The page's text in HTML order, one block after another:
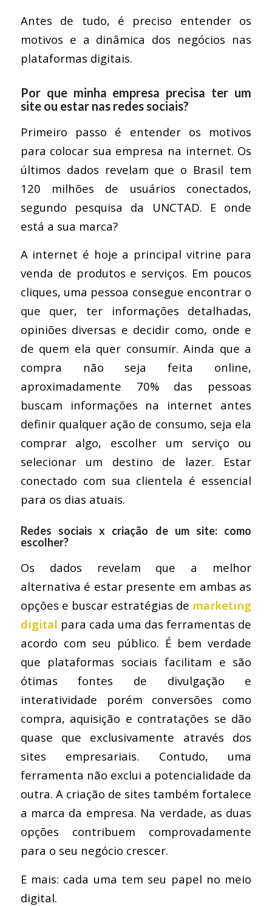
Antes de tudo, é preciso entender os
motivos e a dinâmica dos negócios nas
plataformas digitais.
Por que minha empresa precisa ter um
site ou estar nas redes sociais?
Primeiro passo é entender os motivos
para colocar sua empresa na internet. Os
últimos dados revelam que o Brasil tem
120 milhões de usuários conectados,
segundo pesquisa da UNCTAD. E onde
está a sua marca?
A internet é hoje a principal vitrine para
venda de produtos e serviços. Em poucos
cliques, uma pessoa consegue encontrar o
que quer, ter informações detalhadas,
opiniões diversas e decidir como, onde e
de quem ela quer consumir. Ainda que a
compra não seja feita online,
aproximadamente 70% das pessoas
buscam informações na internet antes
definir qualquer ação de consumo, seja ela
comprar algo, escolher um serviço ou
selecionar um destino de lazer. Estar
conectado com sua clientela é essencial
para os dias atuais.
Redes sociais x criação de um site: como
escolher?
Os dados revelam que a melhor
alternativa é estar presente em ambas as
opções e buscar estratégias de marketing
digital para cada uma das ferramentas de
acordo com seu público. É bem verdade
que plataformas sociais facilitam e são
ótimas fontes de divulgação e
interatividade porém conversões como
compra, aquisição e contratações se dão
quase que exclusivamente através dos
sites empresariais. Contudo, uma
ferramenta não exclui a potencialidade da
outra. A criação de sites também fortalece
a marca da empresa. Na verdade, as duas
opções contribuem comprovadamente
para o seu negócio crescer.
E mais: cada uma tem seu papel no meio
digital.